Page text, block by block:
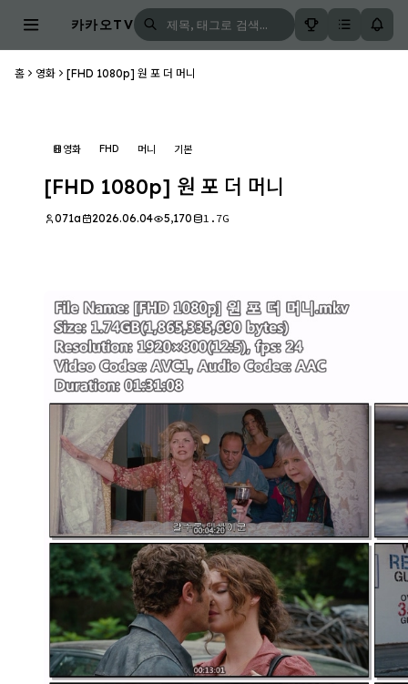
카카오TV
홈 영화 [FHD 1080p] 원 포 더 머니
영화 FHD 머니 기본
[FHD 1080p] 원 포 더 머니
071a 2026.06.04 5,170 1.7G